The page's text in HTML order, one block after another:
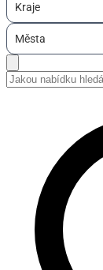
Kraje
Města